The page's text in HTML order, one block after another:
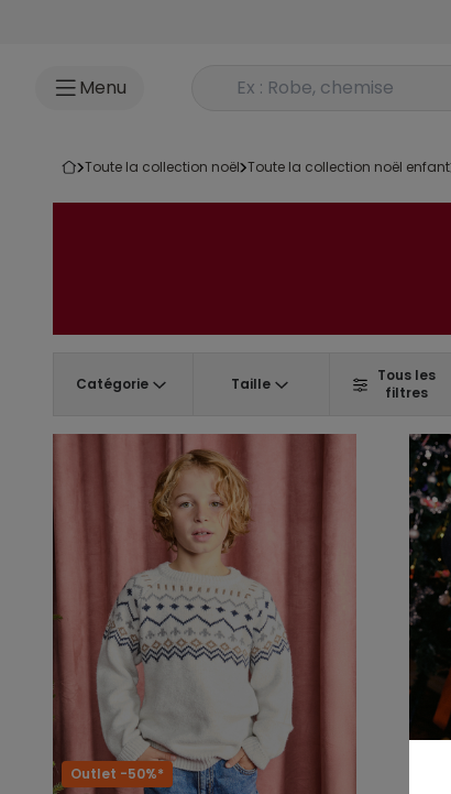
Menu Rechercher un produit
toute la collection noël toute la collection noël enfant
Catégorie Taille
Tous les
filtres
Outlet -50%*